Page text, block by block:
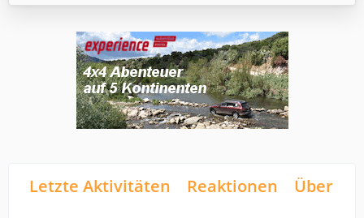
Letzte Aktivitäten Reaktionen Über